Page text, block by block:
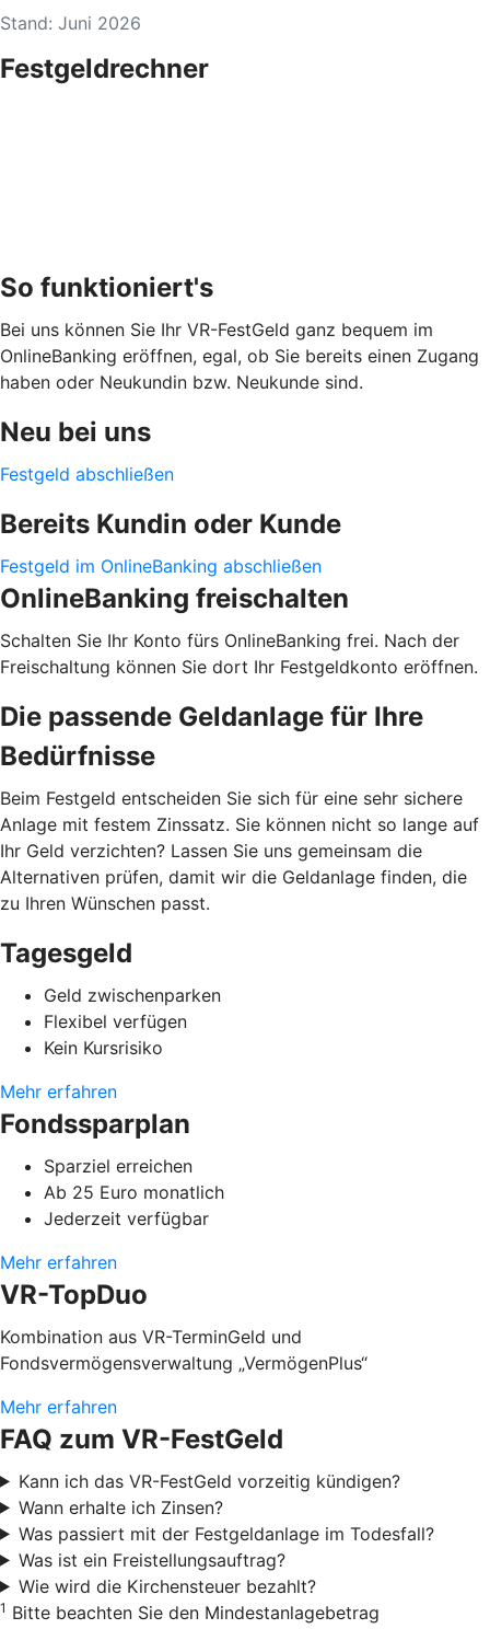
Stand: Juni 2026
Festgeldrechner
So funktioniert's
Bei uns können Sie Ihr VR-FestGeld ganz bequem im
OnlineBanking eröffnen, egal, ob Sie bereits einen Zugang
haben oder Neukundin bzw. Neukunde sind.
Neu bei uns
Festgeld abschließen
Bereits Kundin oder Kunde
Festgeld im OnlineBanking abschließen
OnlineBanking freischalten
Schalten Sie Ihr Konto fürs OnlineBanking frei. Nach der
Freischaltung können Sie dort Ihr Festgeldkonto eröffnen.
Die passende Geldanlage für Ihre
Bedürfnisse
Beim Festgeld entscheiden Sie sich für eine sehr sichere
Anlage mit festem Zinssatz. Sie können nicht so lange auf
Ihr Geld verzichten? Lassen Sie uns gemeinsam die
Alternativen prüfen, damit wir die Geldanlage finden, die
zu Ihren Wünschen passt.
Tagesgeld
Geld zwischenparken
Flexibel verfügen
Kein Kursrisiko
Mehr erfahren
Fondssparplan
Sparziel erreichen
Ab 25 Euro monatlich
Jederzeit verfügbar
Mehr erfahren
VR-TopDuo
Kombination aus VR-TerminGeld und
Fondsvermögensverwaltung „VermögenPlus“
Mehr erfahren
FAQ zum VR-FestGeld
Kann ich das VR-FestGeld vorzeitig kündigen?
Wann erhalte ich Zinsen?
Was passiert mit der Festgeldanlage im Todesfall?
Was ist ein Freistellungsauftrag?
Wie wird die Kirchensteuer bezahlt?
1 Bitte beachten Sie den Mindestanlagebetrag